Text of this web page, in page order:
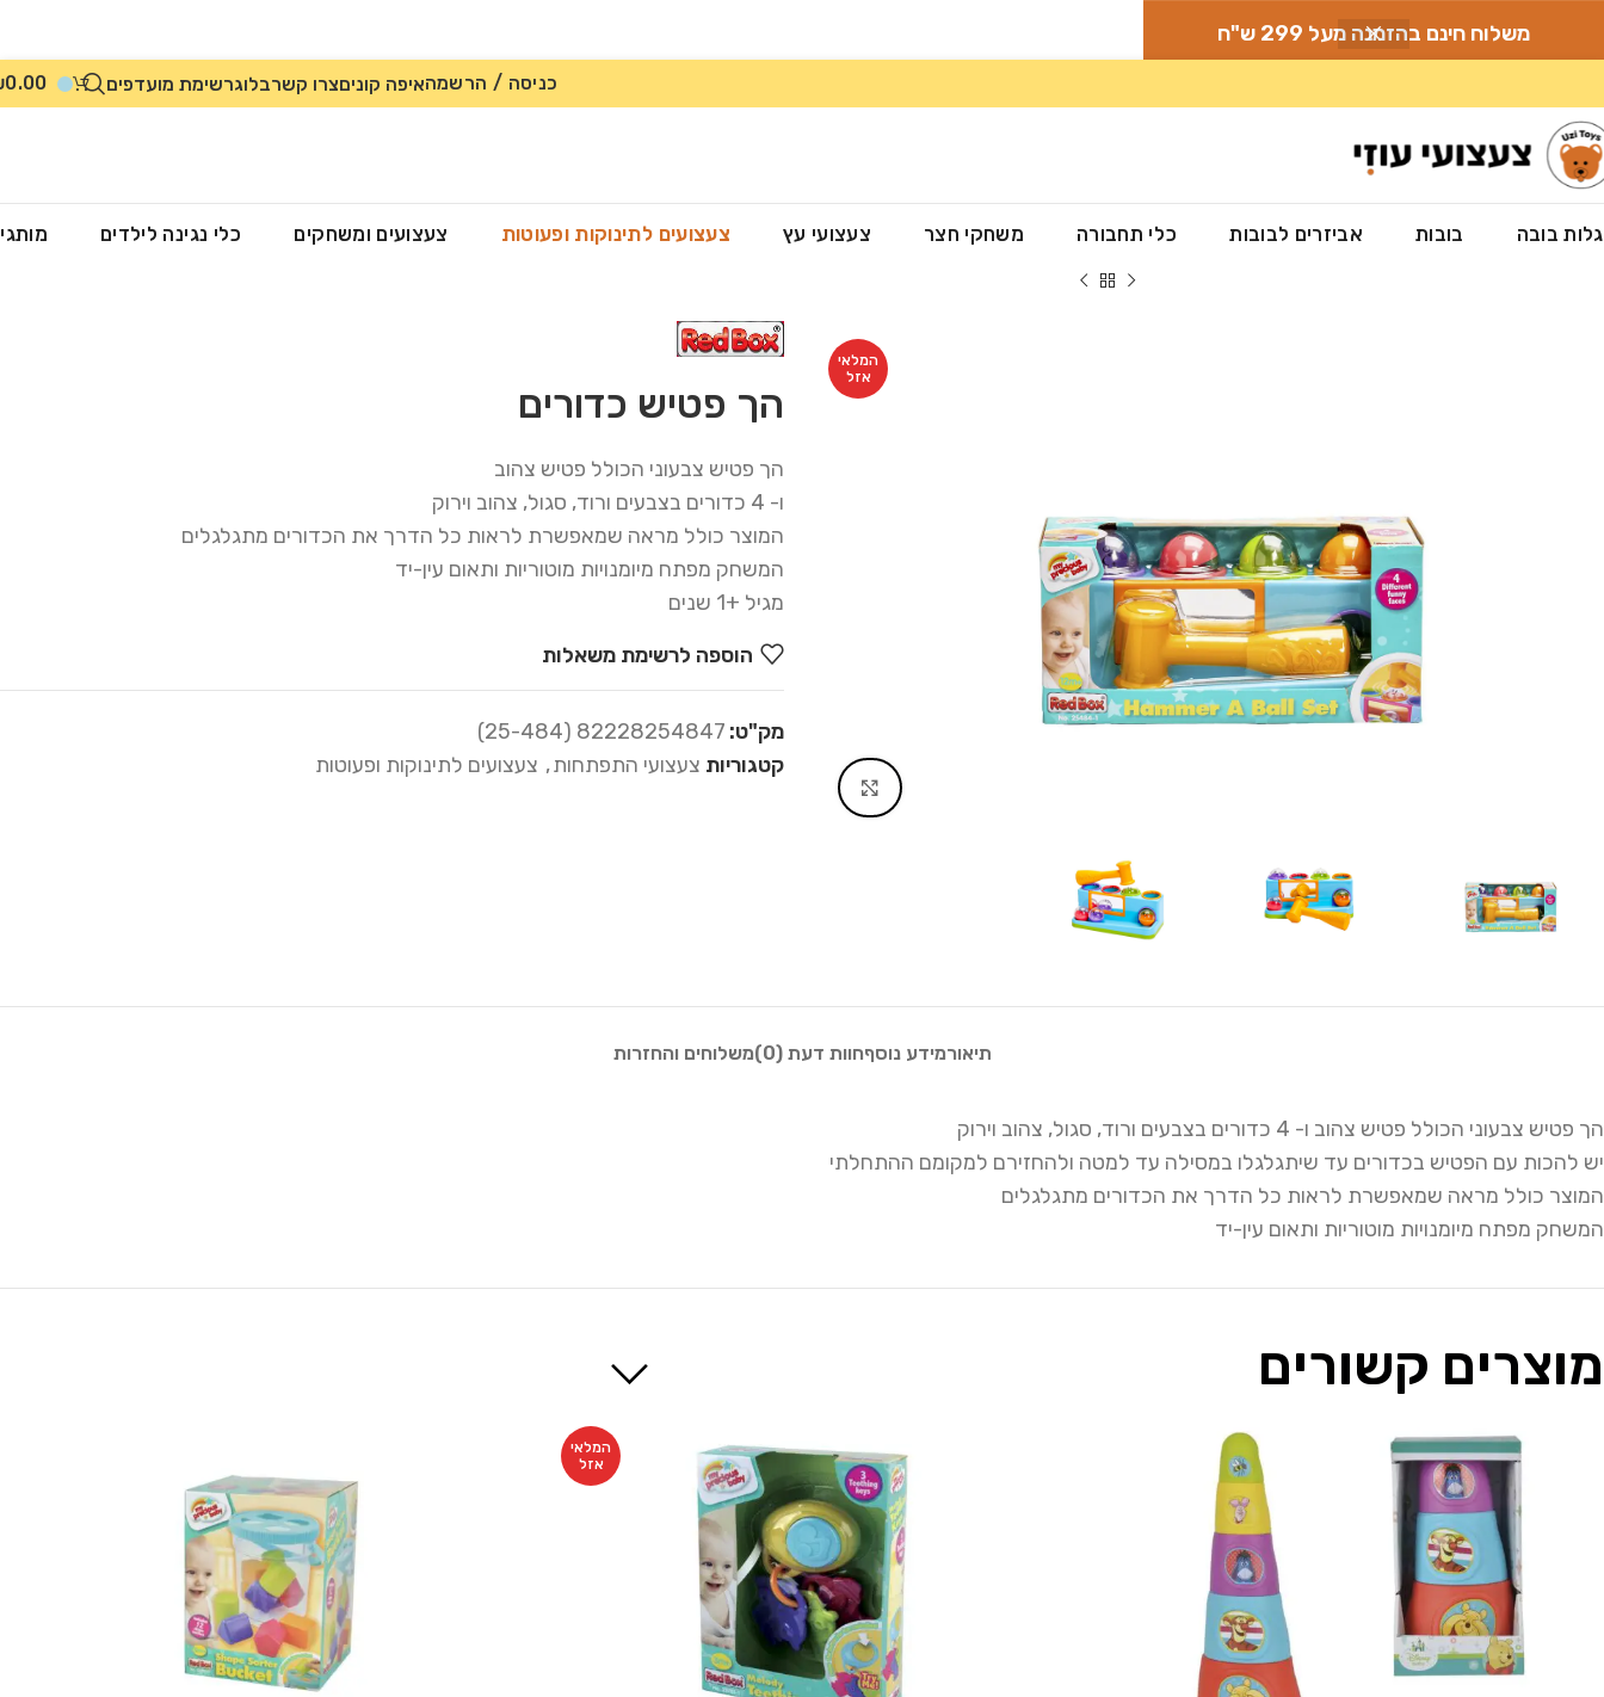
משלוח חינם בהזמנה מעל 299 ש"ח
כניסה / הרשמהאיפה קוניםצרו קשרבלוגרשימת מועדפים 0.00
בובה בובות אביזרים לבובות כלי תחבורה משחקי חצר צעצועי עץ צעצועים לתינוקות ופעוטות צעצועים ומשחקים כלי נגינה לילדים
המלאי
אזל
Click to enlarge
הך פטיש כדורים
הך פטיש צבעוני הכולל פטיש צהוב
ו- 4 כדורים בצבעים ורוד, סגול, צהוב וירוק
המוצר כולל מראה שמאפשרת לראות כל הדרך את הכדורים מתגלגלים
המשחק מפתח מיומנויות מוטוריות ותאום עין-יד
מגיל +1 שנים
הוספה לרשימת משאלות
מק"ט: 82228254847 (25-484)
קטגוריות צעצועי התפתחות, צעצועים לתינוקות ופעוטות
תיאורמידע נוסףחוות דעת (0) משלוחים והחזרות
הך פטיש צבעוני הכולל פטיש צהוב ו- 4 כדורים בצבעים ורוד, סגול, צהוב וירוק
יש להכות עם הפטיש בכדורים עד שיתגלגלו במסילה עד למטה ולהחזירם למקומם ההתחלתי
המוצר כולל מראה שמאפשרת לראות כל הדרך את הכדורים מתגלגלים
המשחק מפתח מיומנויות מוטוריות ותאום עין-יד
מוצרים קשורים
המלאי
אזל